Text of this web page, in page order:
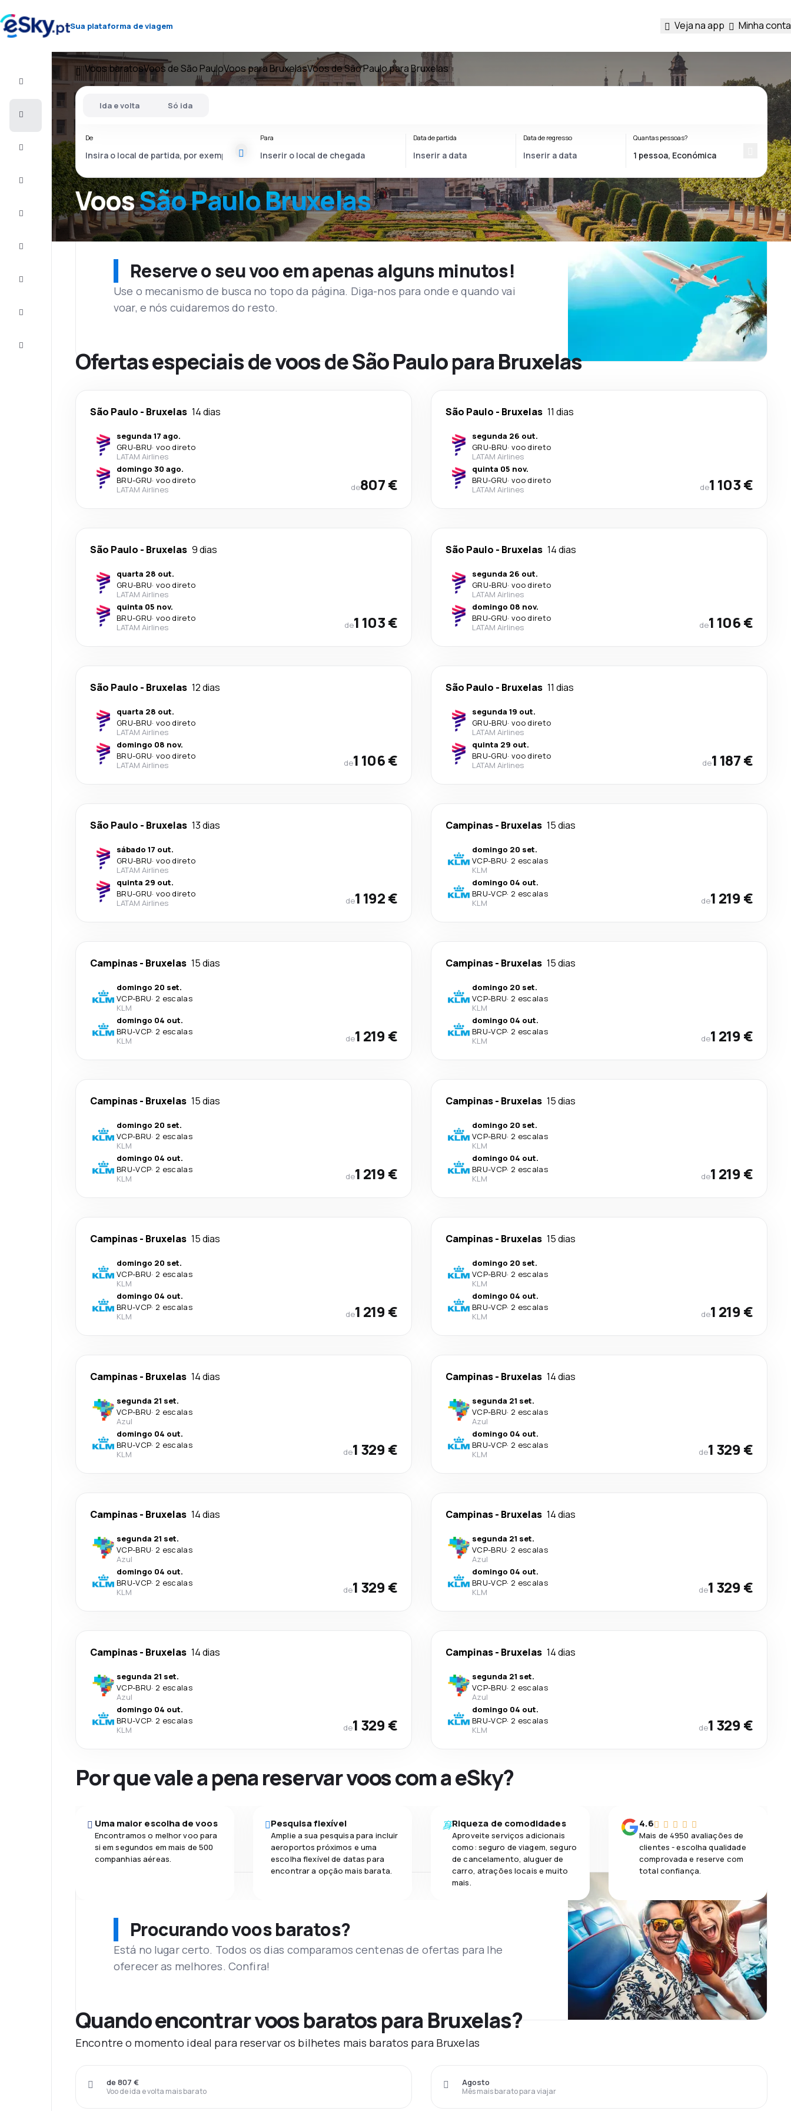
Sua plataforma de viagem Veja na app Minha conta
Voo+Hotel
baratos
Alojamentos
Voos baratosVoos de São PauloVoos para BruxelasVoos de São Paulo para Bruxelas
VoosSão Paulo Bruxelas
Ida e volta Só ida
De Para Data de partida Data de regresso Quantas pessoas?
Reserve o seu voo em apenas alguns minutos!
Use o mecanismo de busca no topo da página. Diga-nos para onde e quando vai
voar, e nós cuidaremos do resto.
Ofertas especiais de voos de São Paulo para Bruxelas
São Paulo - Bruxelas 14 dias
segunda 17 ago.
GRU-BRU· voo direto
LATAM Airlines
domingo 30 ago.
BRU-GRU· voo direto
LATAM Airlines
de807 €
São Paulo - Bruxelas 11 dias
segunda 26 out.
GRU-BRU· voo direto
LATAM Airlines
quinta 05 nov.
BRU-GRU· voo direto
LATAM Airlines
de1 103 €
São Paulo - Bruxelas 9 dias
quarta 28 out.
GRU-BRU· voo direto
LATAM Airlines
quinta 05 nov.
BRU-GRU· voo direto
LATAM Airlines
de1 103 €
São Paulo - Bruxelas 14 dias
segunda 26 out.
GRU-BRU· voo direto
LATAM Airlines
domingo 08 nov.
BRU-GRU· voo direto
LATAM Airlines
de1 106 €
São Paulo - Bruxelas 12 dias
quarta 28 out.
GRU-BRU· voo direto
LATAM Airlines
domingo 08 nov.
BRU-GRU· voo direto
LATAM Airlines
de1 106 €
São Paulo - Bruxelas 11 dias
segunda 19 out.
GRU-BRU· voo direto
LATAM Airlines
quinta 29 out.
BRU-GRU· voo direto
LATAM Airlines
de1 187 €
São Paulo - Bruxelas 13 dias
sábado 17 out.
GRU-BRU· voo direto
LATAM Airlines
quinta 29 out.
BRU-GRU· voo direto
LATAM Airlines
de1 192 €
Campinas- Bruxelas 15 dias
domingo 20 set.
VCP-BRU· 2 escalas
KLM
domingo 04 out.
BRU-VCP· 2 escalas
KLM
de1 219 €
Campinas- Bruxelas 15 dias
domingo 20 set.
VCP-BRU· 2 escalas
KLM
domingo 04 out.
BRU-VCP· 2 escalas
KLM
de1 219 €
Campinas- Bruxelas 15 dias
domingo 20 set.
VCP-BRU· 2 escalas
KLM
domingo 04 out.
BRU-VCP· 2 escalas
KLM
de1 219 €
Campinas- Bruxelas 15 dias
domingo 20 set.
VCP-BRU· 2 escalas
KLM
domingo 04 out.
BRU-VCP· 2 escalas
KLM
de1 219 €
Campinas- Bruxelas 15 dias
domingo 20 set.
VCP-BRU· 2 escalas
KLM
domingo 04 out.
BRU-VCP· 2 escalas
KLM
de1 219 €
Campinas- Bruxelas 15 dias
domingo 20 set.
VCP-BRU· 2 escalas
KLM
domingo 04 out.
BRU-VCP· 2 escalas
KLM
de1 219 €
Campinas- Bruxelas 15 dias
domingo 20 set.
VCP-BRU· 2 escalas
KLM
domingo 04 out.
BRU-VCP· 2 escalas
KLM
de1 219 €
Campinas- Bruxelas 14 dias
segunda 21 set.
VCP-BRU· 2 escalas
Azul
domingo 04 out.
BRU-VCP· 2 escalas
KLM
de1 329 €
Campinas- Bruxelas 14 dias
segunda 21 set.
VCP-BRU· 2 escalas
Azul
domingo 04 out.
BRU-VCP· 2 escalas
KLM
de1 329 €
Campinas- Bruxelas 14 dias
segunda 21 set.
VCP-BRU· 2 escalas
Azul
domingo 04 out.
BRU-VCP· 2 escalas
KLM
de1 329 €
Campinas- Bruxelas 14 dias
segunda 21 set.
VCP-BRU· 2 escalas
Azul
domingo 04 out.
BRU-VCP· 2 escalas
KLM
de1 329 €
Campinas- Bruxelas 14 dias
segunda 21 set.
VCP-BRU· 2 escalas
Azul
domingo 04 out.
BRU-VCP· 2 escalas
KLM
de1 329 €
Campinas- Bruxelas 14 dias
segunda 21 set.
VCP-BRU· 2 escalas
Azul
domingo 04 out.
BRU-VCP· 2 escalas
KLM
de1 329 €
Por que vale a pena reservar voos com a eSky?
Uma maior escolha de voos
Encontramos o melhor voo para
si em segundos em mais de 500
companhias aéreas.
Pesquisa flexível
Amplie a sua pesquisa para incluir
aeroportos próximos e uma
escolha flexível de datas para
encontrar a opção mais barata.
Riqueza de comodidades
Aproveite serviços adicionais
como: seguro de viagem, seguro
de cancelamento, aluguer de
carro, atrações locais e muito
mais.
4.6
Mais de 4950 avaliações de
clientes - escolha qualidade
comprovada e reserve com
total confiança.
Procurando voos baratos?
Está no lugar certo. Todos os dias comparamos centenas de ofertas para lhe
oferecer as melhores. Confira!
Quando encontrar voos baratos para Bruxelas?
Encontre o momento ideal para reservar os bilhetes mais baratos para Bruxelas
Voo de ida e volta mais barato
de 807 €
Mês mais barato para viajar
Agosto